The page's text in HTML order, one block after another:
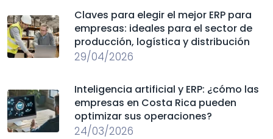
Claves para elegir el mejor ERP para
empresas: ideales para el sector de
producción, logística y distribución
29/04/2026
Inteligencia artificial y ERP: ¿cómo las
empresas en Costa Rica pueden
optimizar sus operaciones?
24/03/2026